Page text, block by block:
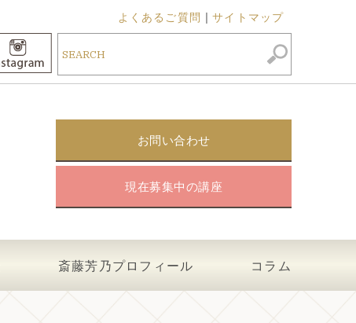
よくあるご質問 サイトマップ
お問い合わせ
現在募集中の講座
斎藤芳乃プロフィール コラム